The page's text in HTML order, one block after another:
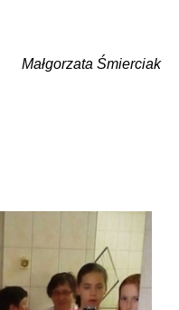
Małgorzata Śmierciak